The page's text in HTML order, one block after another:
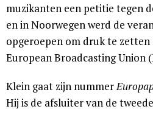
muzikanten een petitie tegen
en in Noorwegen werd de
opgeroepen om druk te
European Broadcasting Union
Klein gaat zijn nummer
Hij is de afsluiter van de